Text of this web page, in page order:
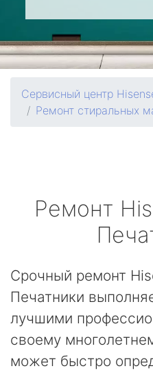
Сервисный центр
Ремонт стиральных
Ремонт
Срочный ремонт
Печатники
лучшими
своему
может быстро